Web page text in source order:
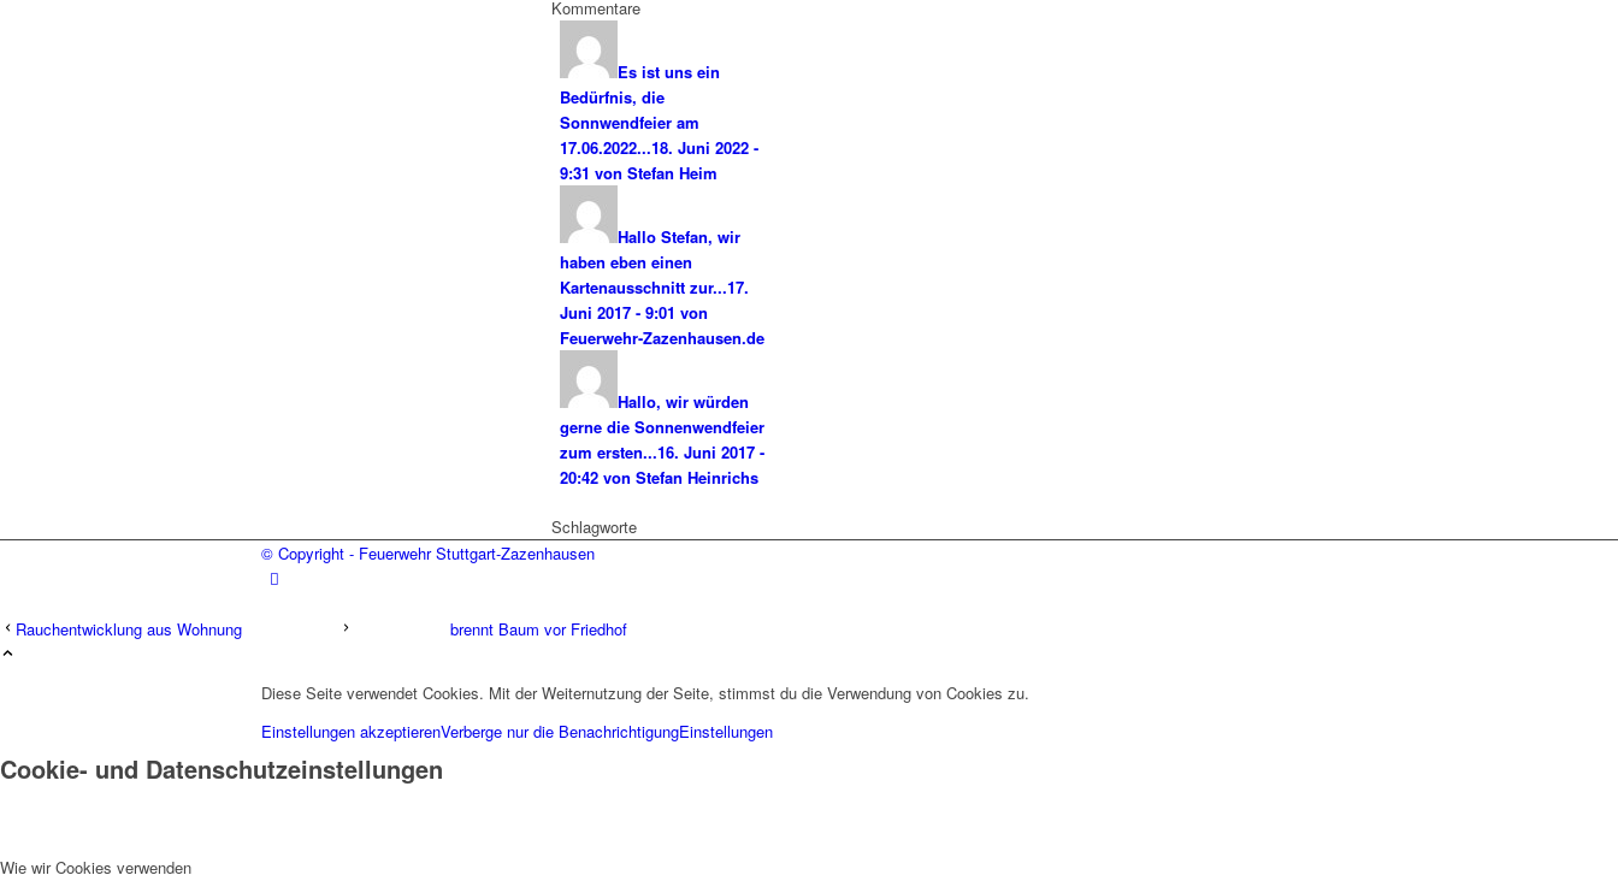
Kommentare
Es ist uns ein
Bedürfnis, die
Sonnwendfeier am
17.06.2022...18. Juni 2022 -
9:31 von Stefan Heim
Hallo Stefan, wir
haben eben einen
Kartenausschnitt zur...17.
Juni 2017 - 9:01 von
Feuerwehr-Zazenhausen.de
Hallo, wir würden
gerne die Sonnenwendfeier
zum ersten...16. Juni 2017 -
20:42 von Stefan Heinrichs
Schlagworte
© Copyright - Feuerwehr Stuttgart-Zazenhausen
Rauchentwicklung aus Wohnung brennt Baum vor Friedhof
Diese Seite verwendet Cookies. Mit der Weiternutzung der Seite, stimmst du die Verwendung von Cookies zu.
Einstellungen akzeptierenVerberge nur die BenachrichtigungEinstellungen
Cookie- und Datenschutzeinstellungen
Wie wir Cookies verwenden